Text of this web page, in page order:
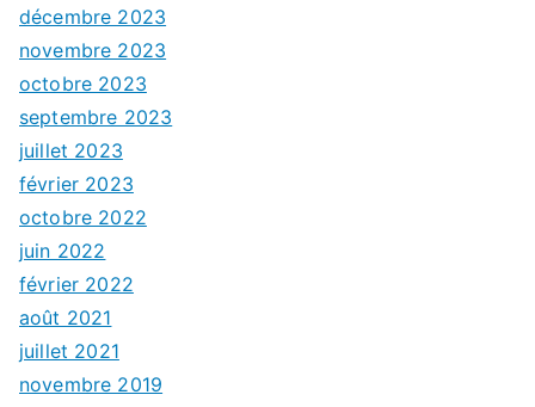
décembre 2023
novembre 2023
octobre 2023
septembre 2023
juillet 2023
février 2023
octobre 2022
juin 2022
février 2022
août 2021
juillet 2021
novembre 2019